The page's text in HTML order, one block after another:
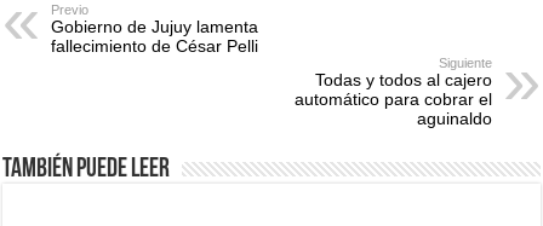
Previo
Gobierno de Jujuy lamenta
fallecimiento de César Pelli
Siguiente
Todas y todos al cajero
automático para cobrar el
aguinaldo
También puede leer